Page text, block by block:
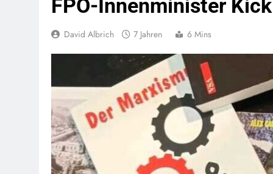
FPÖ-Innenminister
David Albrich 7 Jahren 6 Mins